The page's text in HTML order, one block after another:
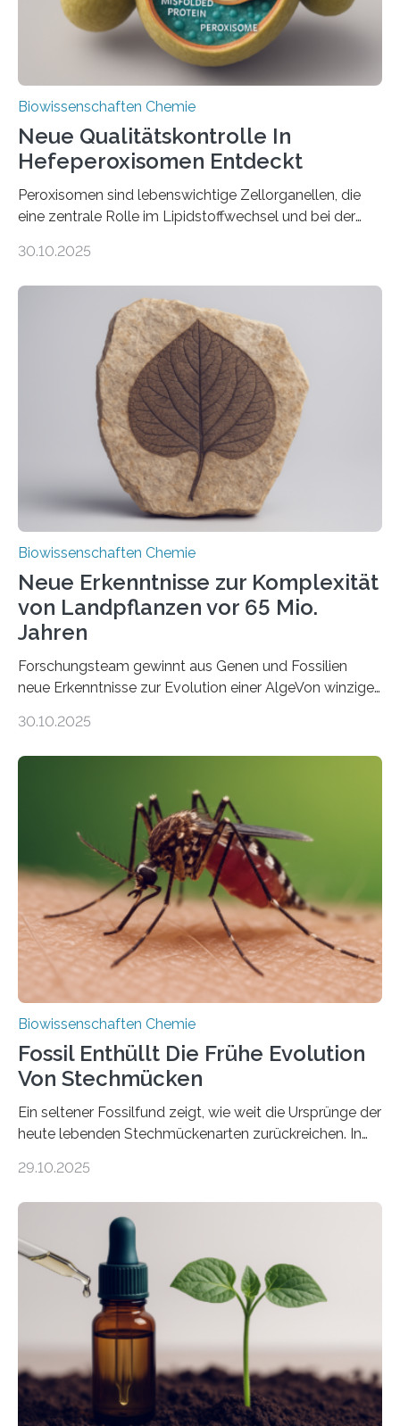
Biowissenschaften Chemie
Neue Qualitätskontrolle In
Hefeperoxisomen Entdeckt
Peroxisomen sind lebenswichtige Zellorganellen, die
eine zentrale Rolle im Lipidstoffwechsel und bei der
erfüllen können, müssen zahlreiche Enzyme präzise in
der Ruhr-Universität Bochum um Prof. Dr. Ralf Erdmann
und Dr. Ismaila Francis Yusuf hat nun einen bislang
unbekannten Qualitätskontrollmechanismus des
peroxisomalen Proteintransports in der Bäckerhefe
Saccharomyces cerevisiae entdeckt, der für die
Funktionsfähigkeit der Organellen entscheidend ist. Die
Studie wurde am 28. Oktober 2025 in der
Fachzeitschrift…
30.10.2025
Biowissenschaften Chemie
Neue Erkenntnisse zur Komplexität
von Landpflanzen vor 65 Mio.
Jahren
Forschungsteam gewinnt aus Genen und Fossilien
neue Erkenntnisse zur Evolution einer AlgeVon winzigen
Landpflanzen zählen zu den komplexesten
Grünalgen, die vor Hunderten von Millionen Jahren
lebten. Unter den Vorfahren sticht eine Gruppe heraus,
die noch heute in der Natur vorkommt: die
Süßwasseralge Coleochaetophyceae. Einige Arten
dieser Gruppe bilden aus Zellfäden dichte Geflechte
mit scheibenförmiger Gestalt. Was auffällig ist: Die
nächsten…
30.10.2025
Biowissenschaften Chemie
Fossil Enthüllt Die Frühe Evolution
Von Stechmücken
Ein seltener Fossilfund zeigt, wie weit die Ursprünge der
heute lebenden Stechmückenarten zurückreichen. In
Forschende die bisher älteste bekannte Stechmücken-
Region Kachin in Myanmar und hat sich in
ausgezeichnetem Zustand erhalten. Es konnte als neue
Art einer neuen Gattung beschrieben werden und trägt
nun den Namen Cretosabethes primaevus. Dieser erste
fossile Nachweis einer Stechmückenlarve in Bernstein
stellt gleichzeitig den ersten Fossilfund einer
Mückenlarve aus dem Mesozoikum dar, denn…
29.10.2025